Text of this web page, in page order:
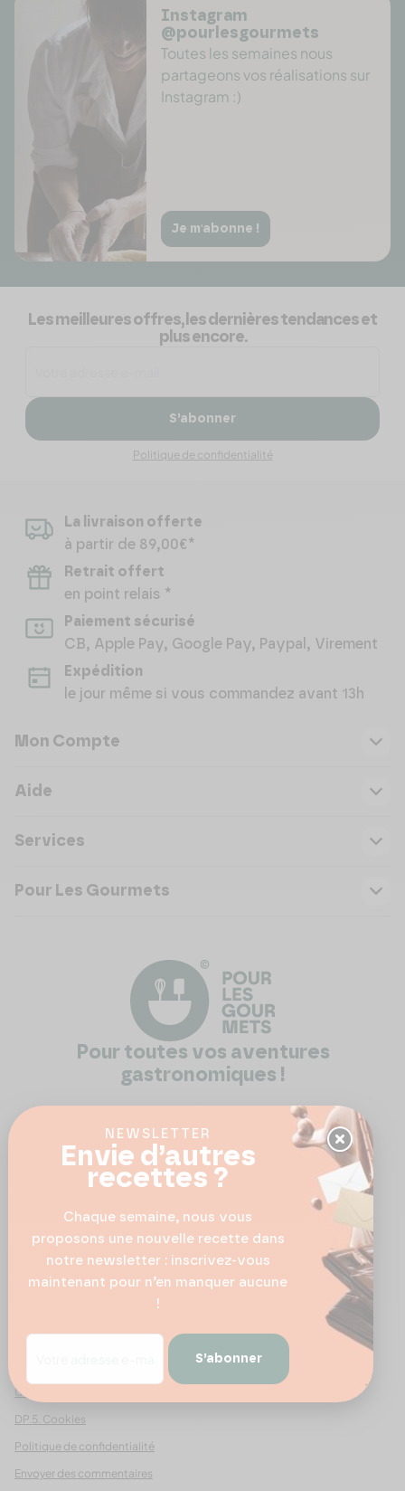
Instagram
@pourlesgourmets
Toutes les semaines nous
partageons vos réalisations sur
Instagram :)
Je m'abonne !
Les meilleures offres, les dernières tendances et
plus encore.
S’abonner
Politique de confidentialité
La livraison offerte
à partir de 89,00€*
Retrait offert
en point relais *
Paiement sécurisé
CB, Apple Pay, Google Pay, Paypal, Virement
Expédition
le jour même si vous commandez avant 13h
Mon Compte
Aide
Services
Pour Les Gourmets
Pour toutes vos aventures
gastronomiques !
Suivez-nous
Avis Google
4.8
Voir les 461 avis
Conditions Générales de Ventes
DP.5. Cookies
Politique de confidentialité
Envoyer des commentaires
© 2026 - Pour Les Gourmets
NEWSLETTER
Envie d’autres
recettes ?
Chaque semaine, nous vous
proposons une nouvelle recette dans
notre newsletter : inscrivez-vous
maintenant pour n’en manquer aucune
!
S’abonner